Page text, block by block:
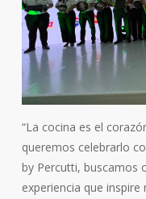
“La cocina es el
queremos celebrarlo
by Percutti, buscamos
experiencia que